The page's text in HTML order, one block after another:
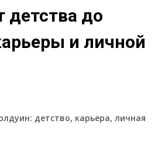
детства до
и личной